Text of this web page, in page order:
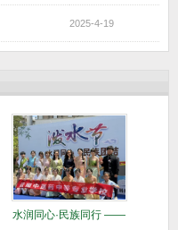
2025-4-19
水润同心·民族同行 ​——